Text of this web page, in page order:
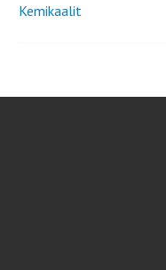
Artikkelien
Kemikaalit